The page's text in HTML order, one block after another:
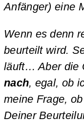
Anfänger) eine
Wenn es denn
beurteilt wird.
läuft… Aber die
nach, egal, ob
meine Frage,
Deiner